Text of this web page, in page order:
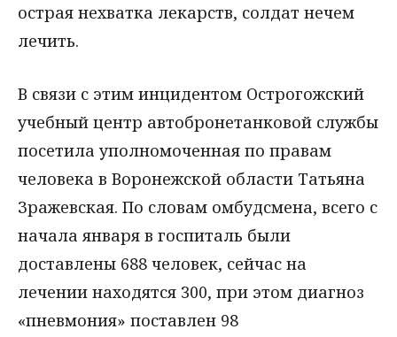
острая нехватка лекарств, солдат нечем
лечить.
В связи с этим инцидентом Острогожский
учебный центр автобронетанковой службы
посетила уполномоченная по правам
человека в Воронежской области Татьяна
Зражевская. По словам омбудсмена, всего с
начала января в госпиталь были
доставлены 688 человек, сейчас на
лечении находятся 300, при этом диагноз
«пневмония» поставлен 98